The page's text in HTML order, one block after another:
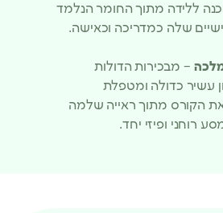
ללידה מתוך החומר הנלמד
שלה כמדריכה וכאישה.
– מבכירות הדולות
עשיר כדולה ומטפלת
הקורס מתוך ראייה שלמה
רוחני ופיזי יחד.